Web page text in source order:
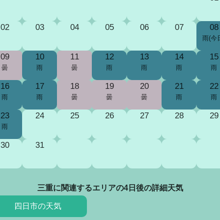
02 03 04 05 06 07 08
雨(今
09
曇
10
雨
11
曇
12
雨
13
雨
14
雨
15
雨
16
雨
17
雨
18
曇
19
曇
20
曇
21
雨
22
雨
23
雨
24 25 26 27 28 29
30 31
三重に関連するエリアの4日後の詳細天気
四日市の天気